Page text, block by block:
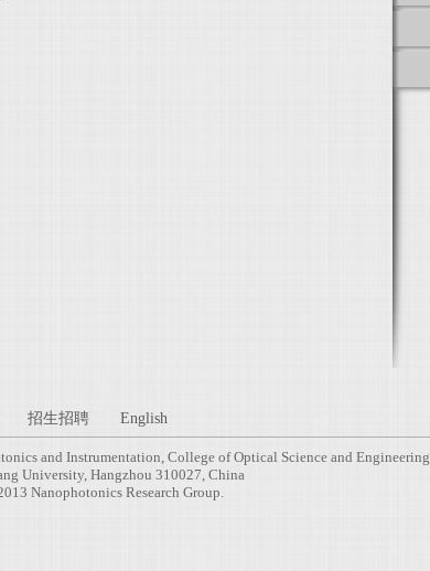
招生招聘 English
and Instrumentation, College of Optical Science and Engineering
University, Hangzhou 310027, China
Nanophotonics Research Group.